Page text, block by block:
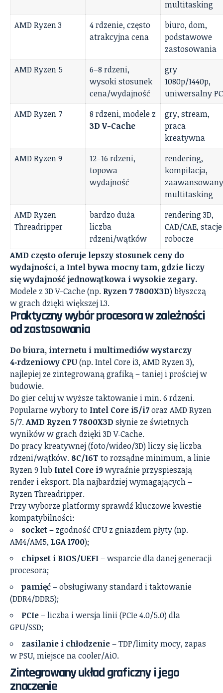
multitasking
AMD Ryzen 3
4 rdzenie, często
atrakcyjna cena
biuro, dom,
podstawowe
zastosowania
AMD Ryzen 5
6–8 rdzeni,
wysoki stosunek
cena/wydajność
gry
1080p/1440p,
uniwersalny PC
AMD Ryzen 7
8 rdzeni, modele z
3D V-Cache
gry, stream,
praca
kreatywna
AMD Ryzen 9
12–16 rdzeni,
topowa
wydajność
rendering,
kompilacja,
zaawansowany
multitasking
AMD Ryzen
Threadripper
bardzo duża
liczba
rdzeni/wątków
rendering 3D,
CAD/CAE, stacje
robocze
AMD często oferuje lepszy stosunek ceny do
wydajności, a Intel bywa mocny tam, gdzie liczy
się wydajność jednowątkowa i wysokie zegary.
Modele z 3D V-Cache (np. Ryzen 7 7800X3D) błyszczą
w grach dzięki większej L3.
Praktyczny wybór procesora w zależności
od zastosowania
Do biura, internetu i multimediów wystarczy
4‑rdzeniowy CPU(np. Intel Core i3, AMD Ryzen 3),
najlepiej ze zintegrowaną grafiką – taniej i prościej w
budowie.
Do gier celuj w wyższe taktowanie i min. 6 rdzeni.
Popularne wybory to Intel Core i5/i7oraz AMD Ryzen
5/7.AMD Ryzen 7 7800X3D słynie ze świetnych
wyników w grach dzięki 3D V‑Cache.
Do pracy kreatywnej (foto/wideo/3D) liczy się liczba
rdzeni/wątków. 8C/16T to rozsądne minimum, a linie
Ryzen 9 lub Intel Core i9wyraźnie przyspieszają
render i eksport. Dla najbardziej wymagających –
Ryzen Threadripper.
Przy wyborze platformy sprawdź kluczowe kwestie
kompatybilności:
socket– zgodność CPU z gniazdem płyty (np.
AM4/AM5, LGA 1700);
chipset i BIOS/UEFI– wsparcie dla danej generacji
procesora;
pamięć– obsługiwany standard i taktowanie
(DDR4/DDR5);
PCIe– liczba i wersja linii (PCIe 4.0/5.0) dla
GPU/SSD;
zasilanie i chłodzenie– TDP/limity mocy, zapas
w PSU, miejsce na cooler/AiO.
Zintegrowany układ graficzny i jego
znaczenie